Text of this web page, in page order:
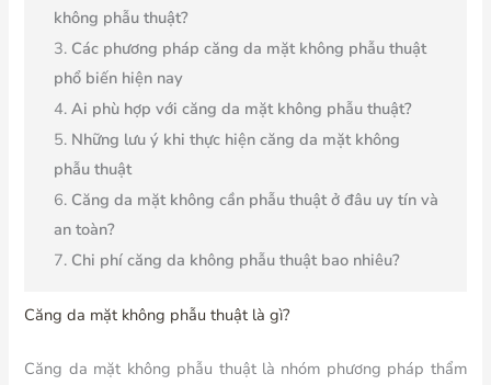
không phẫu thuật?
Các phương pháp căng da mặt không phẫu thuật
phổ biến hiện nay
Ai phù hợp với căng da mặt không phẫu thuật?
Những lưu ý khi thực hiện căng da mặt không
phẫu thuật
Căng da mặt không cần phẫu thuật ở đâu uy tín và
an toàn?
Chi phí căng da không phẫu thuật bao nhiêu?
Căng da mặt không phẫu thuật là gì?
Căng da mặt không phẫu thuật là nhóm phương pháp thẩm